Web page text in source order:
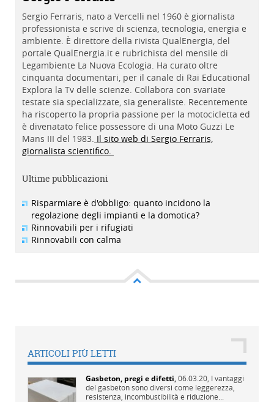
Sergio Ferraris, nato a Vercelli nel 1960 è giornalista
professionista e scrive di scienza, tecnologia, energia e
ambiente. È direttore della rivista QualEnergia, del
portale QualEnergia.it e rubrichista del mensile di
Legambiente La Nuova Ecologia. Ha curato oltre
cinquanta documentari, per il canale di Rai Educational
Explora la Tv delle scienze. Collabora con svariate
testate sia specializzate, sia generaliste. Recentemente
ha riscoperto la propria passione per la motocicletta ed
è divenatato felice possessore di una Moto Guzzi Le
Mans III del 1983. Il sito web di Sergio Ferraris,
giornalista scientifico.
Ultime pubblicazioni
Risparmiare è d'obbligo: quanto incidono la
regolazione degli impianti e la domotica?
Rinnovabili per i rifugiati
Rinnovabili con calma
ARTICOLI PIÙ LETTI
Gasbeton, pregi e difetti,06.03.20, I vantaggi
del gasbeton sono diversi come leggerezza,
resistenza, incombustibilità e riduzione...